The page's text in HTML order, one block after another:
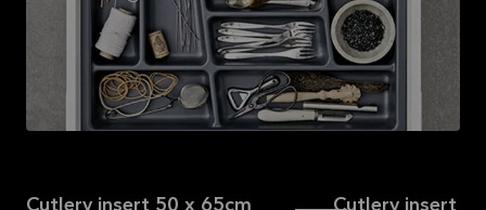
Lire la
suite
Cutlery insert 50 x 65cm
Cutlery insert